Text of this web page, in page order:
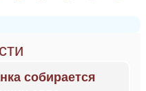
собирается